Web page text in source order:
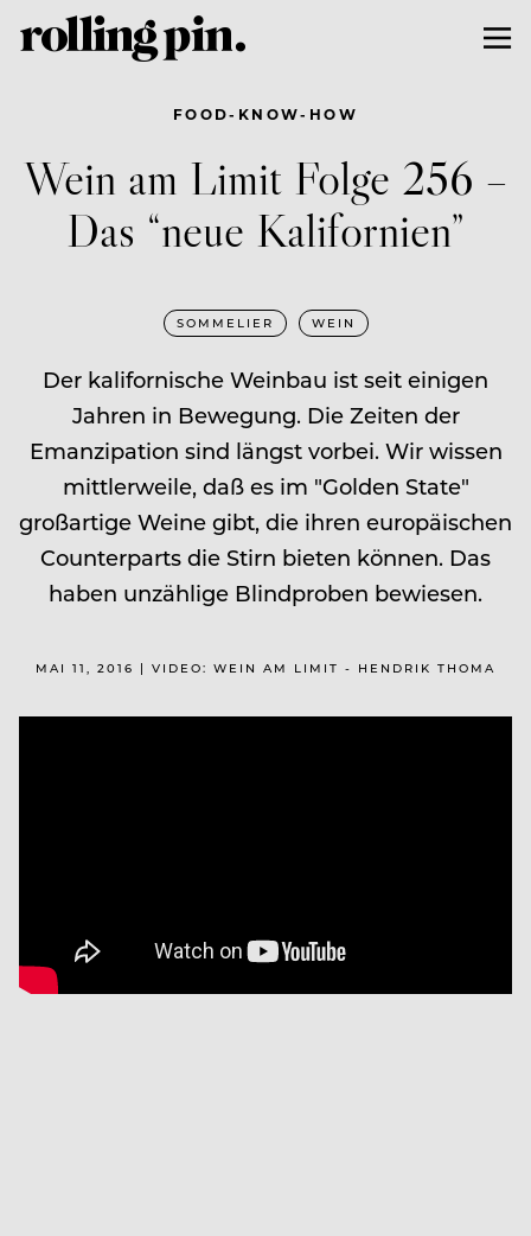
FOOD-KNOW-HOW
Wein am Limit Folge 256 –
Das “neue Kalifornien”
SOMMELIER WEIN
Der kalifornische Weinbau ist seit einigen
Jahren in Bewegung. Die Zeiten der
Emanzipation sind längst vorbei. Wir wissen
mittlerweile, daß es im "Golden State"
großartige Weine gibt, die ihren europäischen
Counterparts die Stirn bieten können. Das
haben unzählige Blindproben bewiesen.
MAI 11, 2016 | VIDEO: WEIN AM LIMIT - HENDRIK THOMA